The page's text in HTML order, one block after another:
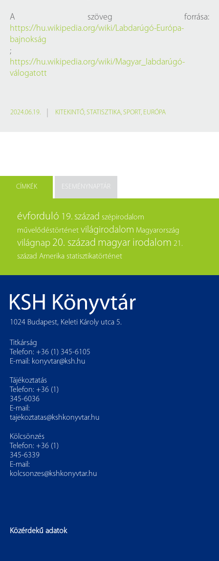
A szöveg forrása:
https://hu.wikipedia.org/wiki/Labdarúgó-Európa-
bajnokság
;
https://hu.wikipedia.org/wiki/Magyar_labdarúgó-
válogatott
2024.06.19. KITEKINTŐ, STATISZTIKA, SPORT, EURÓPA
CÍMKÉK ESEMÉNYNAPTÁR
évforduló 19. század szépirodalom
művelődéstörténet világirodalom Magyarország
világnap 20. század magyar irodalom 21.
század Amerika statisztikatörténet
1024 Budapest, Keleti Károly utca 5.
Titkárság
Telefon: +36 (1) 345-6105
E-mail: konyvtar@ksh.hu
Tájékoztatás
Telefon: +36 (1)
345-6036
E-mail:
tajekoztatas@kshkonyvtar.hu
Kölcsönzés
Telefon: +36 (1)
345-6339
E-mail:
kolcsonzes@kshkonyvtar.hu
Közérdekű adatok